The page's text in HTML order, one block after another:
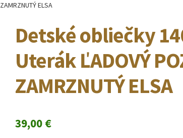
ELSA
Detské obliečky
Uterák ĽADOVÝ
ZAMRZNUTÝ ELSA
39,00 €